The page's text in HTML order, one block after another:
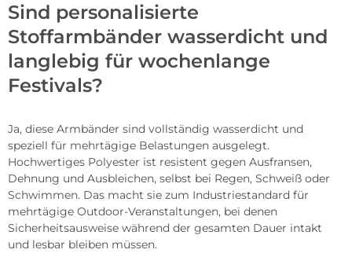
Sind personalisierte
Stoffarmbänder wasserdicht und
langlebig für wochenlange
Festivals?
Ja, diese Armbänder sind vollständig wasserdicht und
speziell für mehrtägige Belastungen ausgelegt.
Hochwertiges Polyester ist resistent gegen Ausfransen,
Dehnung und Ausbleichen, selbst bei Regen, Schweiß oder
Schwimmen. Das macht sie zum Industriestandard für
mehrtägige Outdoor-Veranstaltungen, bei denen
Sicherheitsausweise während der gesamten Dauer intakt
und lesbar bleiben müssen.